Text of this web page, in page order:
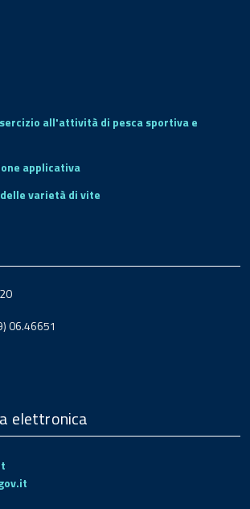
all'attività di pesca sportiva e
applicativa
varietà di vite
06.46651
elettronica